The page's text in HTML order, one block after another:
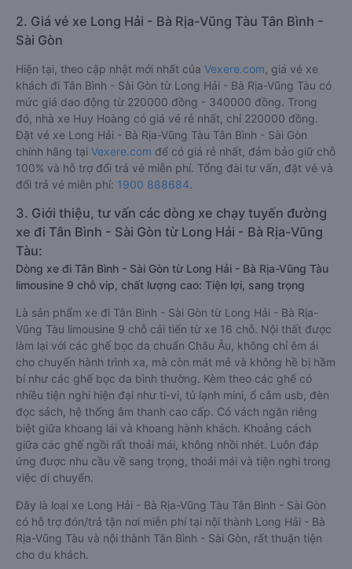
2. Giá vé xe Long Hải - Bà Rịa-Vũng Tàu Tân Bình -
Sài Gòn
Hiện tại, theo cập nhật mới nhất của Vexere.com , giá vé xe
khách đi Tân Bình - Sài Gòn từ Long Hải - Bà Rịa-Vũng Tàu có
mức giá dao động từ 220000 đồng - 340000 đồng. Trong
đó, nhà xe Huy Hoàng có giá vé rẻ nhất, chỉ 220000 đồng.
Đặt vé xe Long Hải - Bà Rịa-Vũng Tàu Tân Bình - Sài Gòn
chính hãng tại Vexere.com để có giá rẻ nhất, đảm bảo giữ chỗ
100% và hỗ trợ đổi trả vé miễn phí. Tổng đài tư vấn, đặt vé và
đổi trả vé miễn phí: 1900 888684.
3. Giới thiệu, tư vấn các dòng xe chạy tuyến đường
xe đi Tân Bình - Sài Gòn từ Long Hải - Bà Rịa-Vũng
Tàu:
Dòng xe đi Tân Bình - Sài Gòn từ Long Hải - Bà Rịa-Vũng Tàu
limousine 9 chỗ vip, chất lượng cao: Tiện lợi, sang trọng
Là sản phẩm xe đi Tân Bình - Sài Gòn từ Long Hải - Bà Rịa-
Vũng Tàu limousine 9 chỗ cải tiến từ xe 16 chỗ. Nội thất được
làm lại với các ghế bọc da chuẩn Châu Âu, không chỉ êm ái
cho chuyến hành trình xa, mà còn mát mẻ và không hề bị hầm
bí như các ghế bọc da bình thường. Kèm theo các ghế có
nhiều tiện nghi hiện đại như ti-vi, tủ lạnh mini, ổ cắm usb, đèn
đọc sách, hệ thống âm thanh cao cấp. Có vách ngăn riêng
biệt giữa khoang lái và khoang hành khách. Khoảng cách
giữa các ghế ngồi rất thoải mái, không nhồi nhét. Luôn đáp
ứng được nhu cầu về sang trọng, thoải mái và tiện nghi trong
việc di chuyển.
Đây là loại xe Long Hải - Bà Rịa-Vũng Tàu Tân Bình - Sài Gòn
có hỗ trợ đón/trả tận nơi miễn phí tại nội thành Long Hải - Bà
Rịa-Vũng Tàu và nội thành Tân Bình - Sài Gòn, rất thuận tiện
cho du khách.